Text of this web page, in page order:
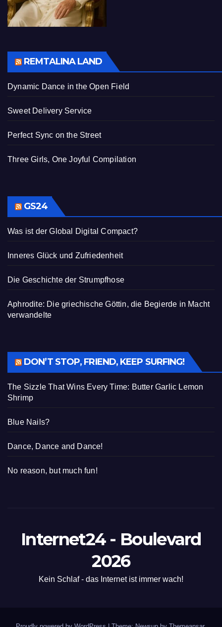
REMTALINA LAND
Dynamic Dance in the Open Field
Sweet Delivery Service
Perfect Sync on the Street
Three Girls, One Joyful Compilation
GS24
Was ist der Global Digital Compact?
Inneres Glück und Zufriedenheit
Die Geschichte der Strumpfhose
Aphrodite: Die griechische Göttin, die Begierde in Macht
verwandelte
DON’T STOP, FRIEND, KEEP SURFING!
The Sizzle That Wins Every Time: Butter Garlic Lemon
Shrimp
Blue Nails?
Dance, Dance and Dance!
No reason, but much fun!
Internet24 - Boulevard
2026
Kein Schlaf - das Internet ist immer wach!